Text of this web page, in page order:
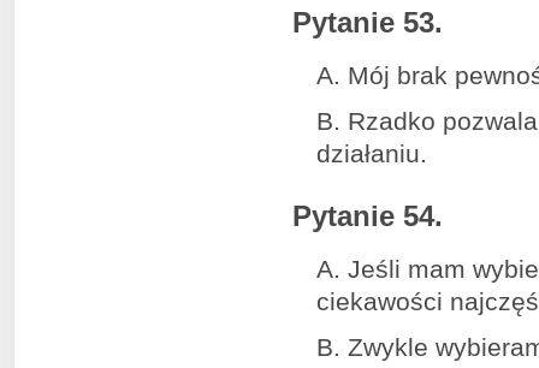
Pytanie 53.
A. Mój brak
B. Rzadko
działaniu.
Pytanie 54.
A. Jeśli mam
ciekawości
B. Zwykle